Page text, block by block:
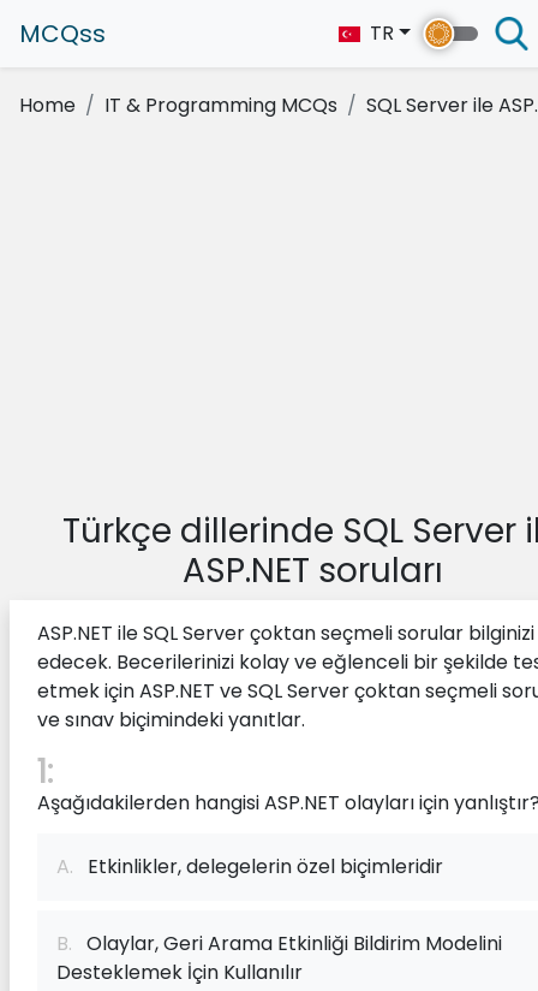
MCQss TR
Home IT & Programming MCQs SQL Server ile
Türkçe dillerinde SQL Server
ASP.NET soruları
ASP.NET ile SQL Server çoktan seçmeli sorular
edecek. Becerilerinizi kolay ve eğlenceli bir şekilde
etmek için ASP.NET ve SQL Server çoktan seçmeli
ve sınav biçimindeki yanıtlar.
1:
Aşağıdakilerden hangisi ASP.NET olayları için
A. Etkinlikler, delegelerin özel biçimleridir
B. Olaylar, Geri Arama Etkinliği Bildirim Modelini
Desteklemek İçin Kullanılır